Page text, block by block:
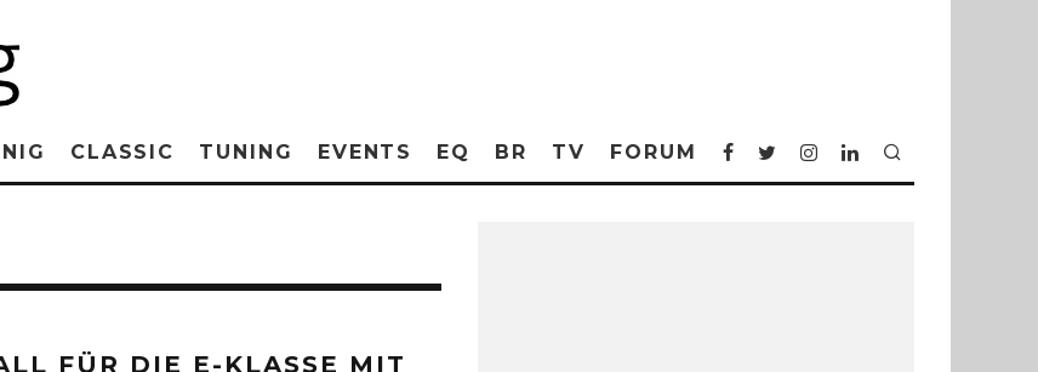
CLASSIC TUNING EVENTS EQ BR TV FORUM
FÜR DIE E-KLASSE MIT